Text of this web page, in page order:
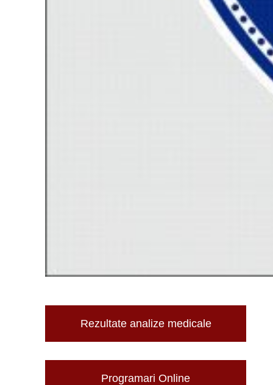
Rezultate analize medicale
Programari Online